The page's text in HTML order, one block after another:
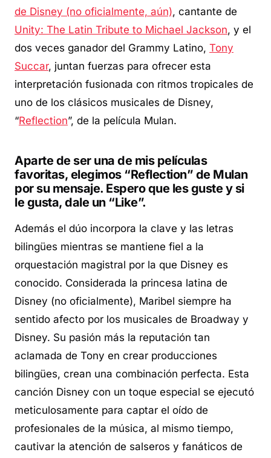
de Disney (no oficialmente, aún), cantante de
Unity: The Latin Tribute to Michael Jackson, y el
dos veces ganador del Grammy Latino, Tony
Succar, juntan fuerzas para ofrecer esta
interpretación fusionada con ritmos tropicales de
uno de los clásicos musicales de Disney,
“Reflection”, de la película Mulan.
Aparte de ser una de mis películas
favoritas, elegimos “Reflection” de Mulan
por su mensaje. Espero que les guste y si
le gusta, dale un “Like”.
Además el dúo incorpora la clave y las letras
bilingües mientras se mantiene fiel a la
orquestación magistral por la que Disney es
conocido. Considerada la princesa latina de
Disney (no oficialmente), Maribel siempre ha
sentido afecto por los musicales de Broadway y
Disney. Su pasión más la reputación tan
aclamada de Tony en crear producciones
bilingües, crean una combinación perfecta. Esta
canción Disney con un toque especial se ejecutó
meticulosamente para captar el oído de
profesionales de la música, al mismo tiempo,
cautivar la atención de salseros y fanáticos de